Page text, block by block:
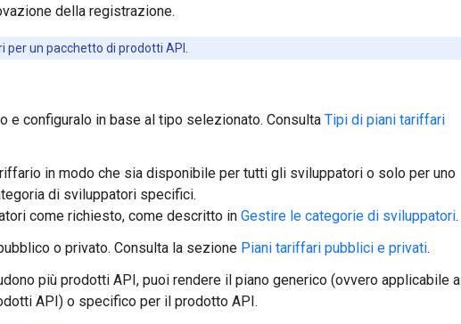
della registrazione.
un pacchetto di prodotti API.
e configuralo in base al tipo selezionato. Consulta Tipi di piani tariffari
in modo che sia disponibile per tutti gli sviluppatori o solo per uno
di sviluppatori specifici.
come richiesto, come descritto in Gestire le categorie di sviluppatori.
o privato. Consulta la sezione Piani tariffari pubblici e privati.
più prodotti API, puoi rendere il piano generico (ovvero applicabile a
API) o specifico per il prodotto API.